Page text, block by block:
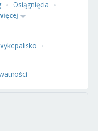
Osiągnięcia